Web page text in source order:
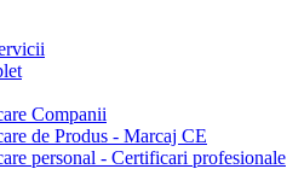
Companii
de Produs - Marcaj CE
personal - Certificari profesionale